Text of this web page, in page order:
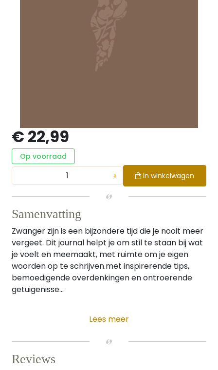
€ 22,99
Op voorraad
+ In winkelwagen
Samenvatting
Zwanger zijn is een bijzondere tijd die je nooit meer
vergeet. Dit journal helpt je om stil te staan bij wat
je voelt en meemaakt, met ruimte om je eigen
woorden op te schrijven.met inspirerende tips,
bemoedigende overdenkingen en ontroerende
getuigenisse...
Lees meer
Reviews